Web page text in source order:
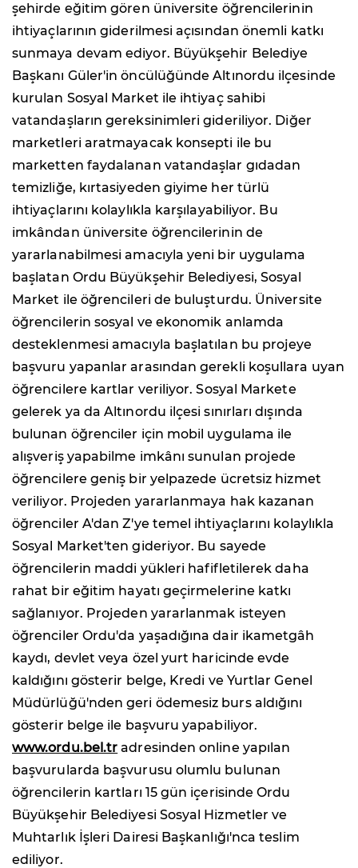
şehirde eğitim gören üniversite öğrencilerinin
ihtiyaçlarının giderilmesi açısından önemli katkı
sunmaya devam ediyor. Büyükşehir Belediye
Başkanı Güler'in öncülüğünde Altınordu ilçesinde
kurulan Sosyal Market ile ihtiyaç sahibi
vatandaşların gereksinimleri gideriliyor. Diğer
marketleri aratmayacak konsepti ile bu
marketten faydalanan vatandaşlar gıdadan
temizliğe, kırtasiyeden giyime her türlü
ihtiyaçlarını kolaylıkla karşılayabiliyor. Bu
imkândan üniversite öğrencilerinin de
yararlanabilmesi amacıyla yeni bir uygulama
başlatan Ordu Büyükşehir Belediyesi, Sosyal
Market ile öğrencileri de buluşturdu. Üniversite
öğrencilerin sosyal ve ekonomik anlamda
desteklenmesi amacıyla başlatılan bu projeye
başvuru yapanlar arasından gerekli koşullara uyan
öğrencilere kartlar veriliyor. Sosyal Markete
gelerek ya da Altınordu ilçesi sınırları dışında
bulunan öğrenciler için mobil uygulama ile
alışveriş yapabilme imkânı sunulan projede
öğrencilere geniş bir yelpazede ücretsiz hizmet
veriliyor. Projeden yararlanmaya hak kazanan
öğrenciler A'dan Z'ye temel ihtiyaçlarını kolaylıkla
Sosyal Market'ten gideriyor. Bu sayede
öğrencilerin maddi yükleri hafifletilerek daha
rahat bir eğitim hayatı geçirmelerine katkı
sağlanıyor. Projeden yararlanmak isteyen
öğrenciler Ordu'da yaşadığına dair ikametgâh
kaydı, devlet veya özel yurt haricinde evde
kaldığını gösterir belge, Kredi ve Yurtlar Genel
Müdürlüğü'nden geri ödemesiz burs aldığını
gösterir belge ile başvuru yapabiliyor.
www.ordu.bel.tr adresinden online yapılan
başvurularda başvurusu olumlu bulunan
öğrencilerin kartları 15 gün içerisinde Ordu
Büyükşehir Belediyesi Sosyal Hizmetler ve
Muhtarlık İşleri Dairesi Başkanlığı'nca teslim
ediliyor.